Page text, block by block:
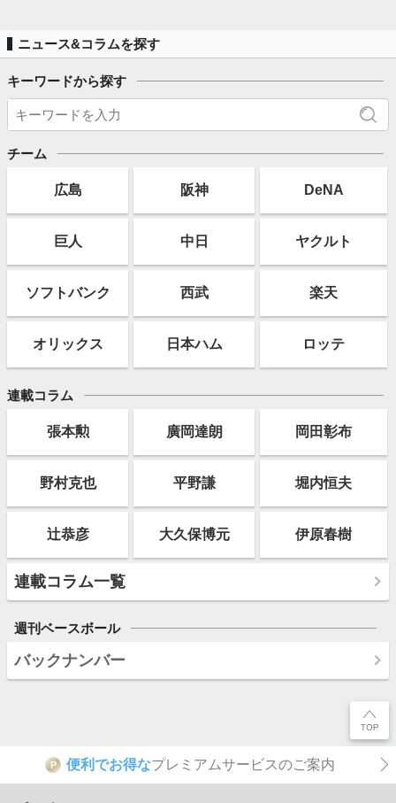
ニュース&コラムを探す
キーワードから探す
チーム
広島 阪神 DeNA
巨人 中日 ヤクルト
ソフトバンク 西武 楽天
オリックス 日本ハム ロッテ
連載コラム
張本勲 廣岡達朗 岡田彰布
野村克也 平野謙 堀内恒夫
辻恭彦 大久保博元 伊原春樹
連載コラム一覧
週刊ベースボール
バックナンバー
P 便利でお得なプレミアムサービスのご案内